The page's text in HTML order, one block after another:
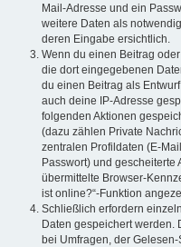
Mail-Adresse und ein
weitere Daten als
deren Eingabe ersichtlich.
Wenn du einen Beitrag
die dort eingegebenen
du einen Beitrag als
auch deine IP-Adresse
folgenden Aktionen
(dazu zählen Private
zentralen Profildaten (E-
Passwort) und
übermittelte Browser-
ist online?“-Funktion
Schließlich erfordern
Daten gespeichert werden.
bei Umfragen, der